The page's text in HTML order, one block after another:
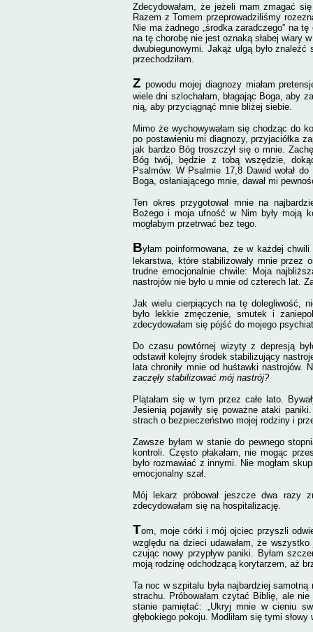
Zdecydowałam, że jeżeli mam zmagać
Razem z Tomem przeprowadziliśmy
Nie ma żadnego „środka zaradczego” na
na tę chorobę nie jest oznaką słabej wiary
dwubiegunowymi. Jakąż ulgą było znaleźć
przechodziłam.
Z powodu mojej diagnozy miałam
wiele dni szlochałam, błagając Boga, aby
nią, aby przyciągnąć mnie bliżej siebie.
Mimo że wychowywałam się chodząc do
po postawieniu mi diagnozy, przyjaciółka
jak bardzo Bóg troszczył się o mnie.
Bóg twój, będzie z tobą wszędzie,
Psalmów. W Psalmie 17,8 Dawid wołał
Boga, osłaniającego mnie, dawał mi
Ten okres przygotował mnie na
Bożego i moja ufność w Nim były moją
mogłabym przetrwać bez tego.
Byłam poinformowana, że w każdej
lekarstwa, które stabilizowały mnie przez
trudne emocjonalnie chwile: Moja
nastrojów nie było u mnie od czterech lat.
Jak wielu cierpiących na tę dolegliwość,
było lekkie zmęczenie, smutek i
zdecydowałam się pójść do mojego
Do czasu powtórnej wizyty z depresją
odstawił kolejny środek stabilizujący
lata chroniły mnie od huśtawki nastrojów.
zaczęły stabilizować mój nastrój?
Plątałam się w tym przez całe lato.
Jesienią pojawiły się poważne ataki
strach o bezpieczeństwo mojej rodziny i
Zawsze byłam w stanie do pewnego
kontroli. Często płakałam, nie mogąc
było rozmawiać z innymi. Nie mogłam
emocjonalny szał.
Mój lekarz próbował jeszcze dwa razy
zdecydowałam się na hospitalizację.
Tom, moje córki i mój ojciec przyszli
względu na dzieci udawałam, że
czując nowy przypływ paniki. Byłam
moją rodzinę odchodzącą korytarzem, aż
Ta noc w szpitalu była najbardziej
strachu. Próbowałam czytać Biblię, ale
stanie pamiętać: „Ukryj mnie w cieniu
głębokiego pokoju. Modliłam się tymi